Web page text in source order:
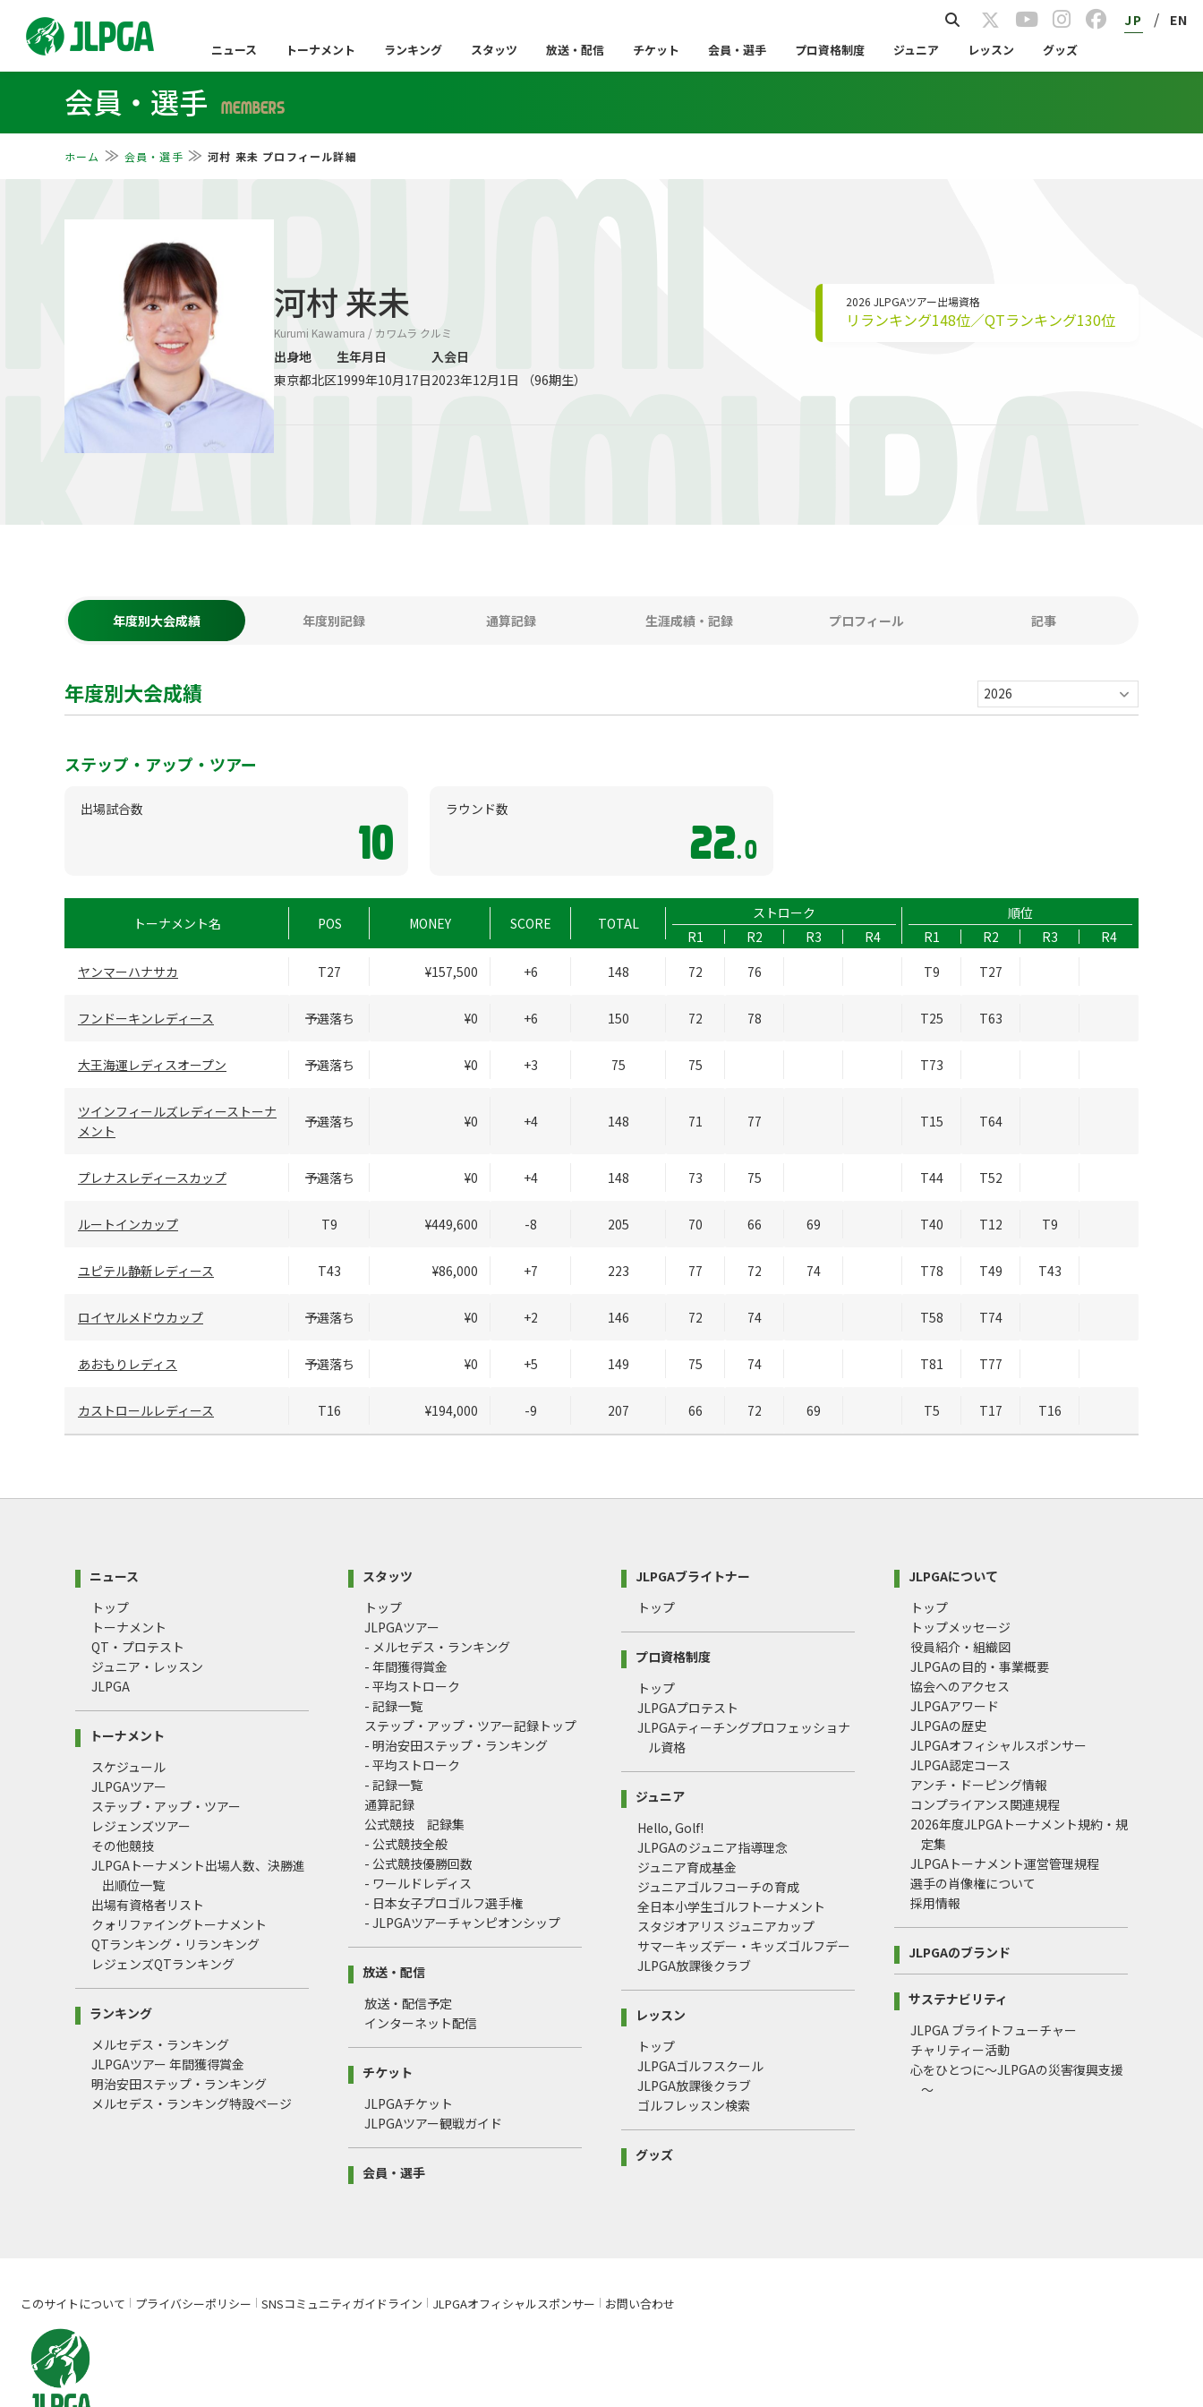
JP / EN
ニュース トーナメント ランキング スタッツ 放送・配信 チケット 会員・選手 プロ資格制度 ジュニア レッスン グッズ
会員・選手 MEMBERS
ホーム 会員・選手 河村 来未 プロフィール詳細
KURUMI
KAWAMURA
河村 来未
Kurumi Kawamura / カワムラ クルミ
2026 JLPGAツアー出場資格
リランキング148位／QTランキング130位
出身地
東京都北区
生年月日
1999年10月17日
入会日
2023年12月1日 （96期生）
年度別大会成績 年度別記録 通算記録 生涯成績・記録 プロフィール 記事
年度別大会成績
ステップ・アップ・ツアー
出場試合数
10
ラウンド数
22.0
トーナメント名 POS MONEY SCORE TOTAL
ストローク
順位
R1
R2 R3 R4 R1 R2 R3
R4
ヤンマーハナサカ
T27 ¥157,500 +6 148 72 76 T9 T27
フンドーキンレディース 予選落ち ¥0 +6 150 72 78 T25 T63
大王海運レディスオープン 予選落ち ¥0 +3 75 75 T73
ツインフィールズレディーストーナ
メント
予選落ち ¥0 +4 148 71 77 T15 T64
プレナスレディースカップ 予選落ち ¥0 +4 148 73 75 T44 T52
ルートインカップ T9 ¥449,600 -8 205 70 66 69 T40 T12 T9
ユピテル静新レディース T43 ¥86,000 +7 223 77 72 74 T78 T49 T43
ロイヤルメドウカップ 予選落ち ¥0 +2 146 72 74 T58 T74
あおもりレディス 予選落ち ¥0 +5 149 75 74 T81 T77
カストロールレディース T16 ¥194,000 -9 207 66 72 69 T5 T17 T16
ニュース
トップ
トーナメント
QT・プロテスト
ジュニア・レッスン
JLPGA
トーナメント
スケジュール
JLPGAツアー
ステップ・アップ・ツアー
レジェンズツアー
その他競技
JLPGAトーナメント出場人数、決勝進
出順位一覧
出場有資格者リスト
クォリファイングトーナメント
QTランキング・リランキング
レジェンズQTランキング
ランキング
メルセデス・ランキング
JLPGAツアー 年間獲得賞金
明治安田ステップ・ランキング
メルセデス・ランキング特設ページ
スタッツ
トップ
JLPGAツアー
- メルセデス・ランキング
- 年間獲得賞金
- 平均ストローク
- 記録一覧
ステップ・アップ・ツアー記録トップ
- 明治安田ステップ・ランキング
- 平均ストローク
- 記録一覧
通算記録
公式競技 記録集
- 公式競技全般
- 公式競技優勝回数
- ワールドレディス
- 日本女子プロゴルフ選手権
- JLPGAツアーチャンピオンシップ
放送・配信
放送・配信予定
インターネット配信
チケット
JLPGAチケット
JLPGAツアー観戦ガイド
会員・選手
JLPGAブライトナー
トップ
プロ資格制度
トップ
JLPGAプロテスト
JLPGAティーチングプロフェッショナ
ル資格
ジュニア
Hello, Golf!
JLPGAのジュニア指導理念
ジュニア育成基金
ジュニアゴルフコーチの育成
全日本小学生ゴルフトーナメント
スタジオアリス ジュニアカップ
サマーキッズデー・キッズゴルフデー
JLPGA放課後クラブ
レッスン
トップ
JLPGAゴルフスクール
JLPGA放課後クラブ
ゴルフレッスン検索
グッズ
JLPGAについて
トップ
トップメッセージ
役員紹介・組織図
JLPGAの目的・事業概要
協会へのアクセス
JLPGAアワード
JLPGAの歴史
JLPGAオフィシャルスポンサー
JLPGA認定コース
アンチ・ドーピング情報
コンプライアンス関連規程
2026年度JLPGAトーナメント規約・規
定集
JLPGAトーナメント運営管理規程
選手の肖像権について
採用情報
JLPGAのブランド
サステナビリティ
JLPGA ブライトフューチャー
チャリティー活動
心をひとつに～JLPGAの災害復興支援
～
このサイトについて プライバシーポリシー SNSコミュニティガイドライン JLPGAオフィシャルスポンサー お問い合わせ